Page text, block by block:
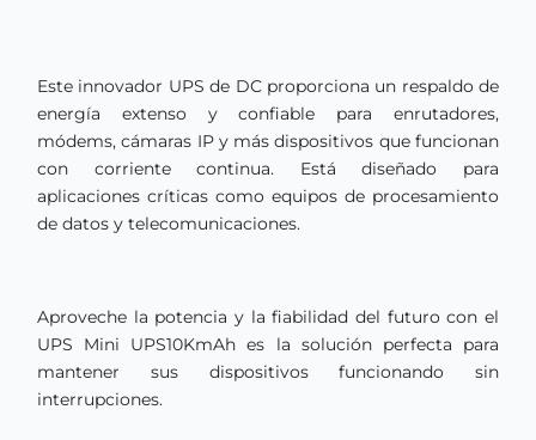
Este innovador UPS de DC proporciona un respaldo de
energía extenso y confiable para enrutadores,
módems, cámaras IP y más dispositivos que funcionan
con corriente continua. Está diseñado para
aplicaciones críticas como equipos de procesamiento
de datos y telecomunicaciones.
Aproveche la potencia y la fiabilidad del futuro con el
UPS Mini UPS10KmAh es la solución perfecta para
mantener sus dispositivos funcionando sin
interrupciones.